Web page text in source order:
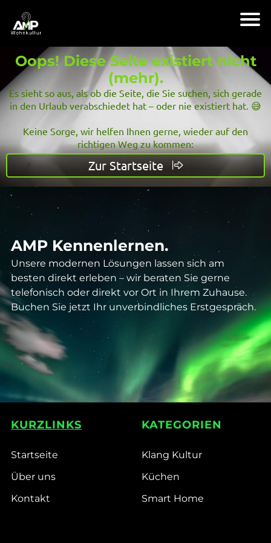
Oops! Diese Seite existiert nicht
(mehr).
Es sieht so aus, als ob die Seite, die Sie suchen, sich gerade
in den Urlaub verabschiedet hat – oder nie existiert hat. 😅
Keine Sorge, wir helfen Ihnen gerne, wieder auf den
richtigen Weg zu kommen:
Zur Startseite
AMP Kennenlernen.
Unsere modernen Lösungen lassen sich am
besten direkt erleben – wir beraten Sie gerne
telefonisch oder direkt vor Ort in Ihrem Zuhause.
Buchen Sie jetzt Ihr unverbindliches Erstgespräch.
KURZLINKS
Startseite
Über uns
Kontakt
KATEGORIEN
Klang Kultur
Küchen
Smart Home